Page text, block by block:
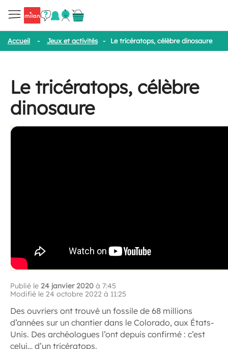
Accueil - Jeux et activités - Le tricératops, célèbre dinosaure
Le tricératops, célèbre
dinosaure
Publié le 24 janvier 2020 à 7:45
Modifié le 24 octobre 2022 à 11:25
Des ouvriers ont trouvé un fossile de 68 millions
d’années sur un chantier dans le Colorado, aux États-
Unis. Des archéologues l’ont depuis confirmé : c’est
celui… d’un tricératops.